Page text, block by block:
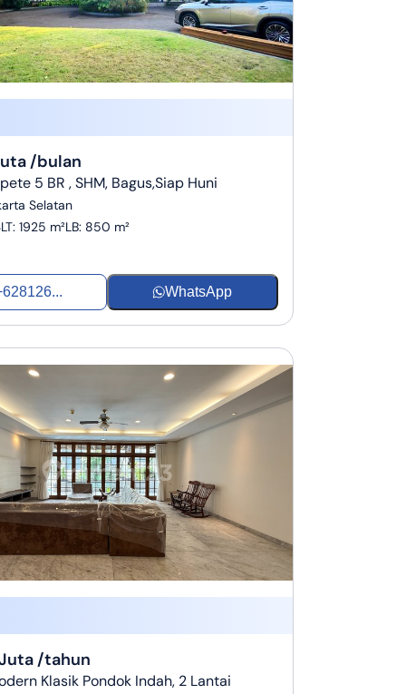
/bulan
5 BR , SHM, Bagus,Siap Huni
Selatan
LT: 1925 m²LB: 850 m²
WhatsApp
/tahun
Klasik Pondok Indah, 2 Lantai